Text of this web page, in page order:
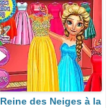
Reine des Neiges à la